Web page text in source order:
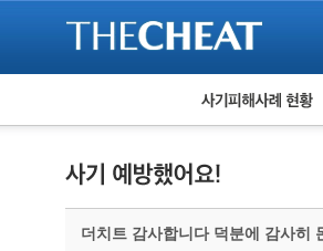
피해사례 현황
게임 · 비실물 피해사례
보이스피싱 피해사례
더치트 감사합니다 덕분에 감사히